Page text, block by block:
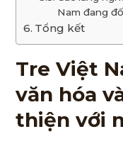
Nam đang
Tổng kết
Tre Việt
văn hóa
thiện với